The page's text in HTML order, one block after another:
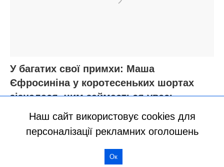
Наш сайт використовує cookies для
персоналізації рекламних оголошень
Ок